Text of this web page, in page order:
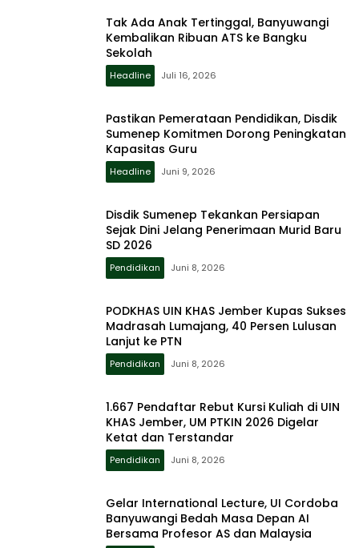
Tak Ada Anak Tertinggal, Banyuwangi
Kembalikan Ribuan ATS ke Bangku
Sekolah
Headline Juli 16, 2026
Pastikan Pemerataan Pendidikan, Disdik
Sumenep Komitmen Dorong Peningkatan
Kapasitas Guru
Headline Juni 9, 2026
Disdik Sumenep Tekankan Persiapan
Sejak Dini Jelang Penerimaan Murid Baru
SD 2026
Pendidikan Juni 8, 2026
PODKHAS UIN KHAS Jember Kupas Sukses
Madrasah Lumajang, 40 Persen Lulusan
Lanjut ke PTN
Pendidikan Juni 8, 2026
1.667 Pendaftar Rebut Kursi Kuliah di UIN
KHAS Jember, UM PTKIN 2026 Digelar
Ketat dan Terstandar
Pendidikan Juni 8, 2026
Gelar International Lecture, UI Cordoba
Banyuwangi Bedah Masa Depan AI
Bersama Profesor AS dan Malaysia